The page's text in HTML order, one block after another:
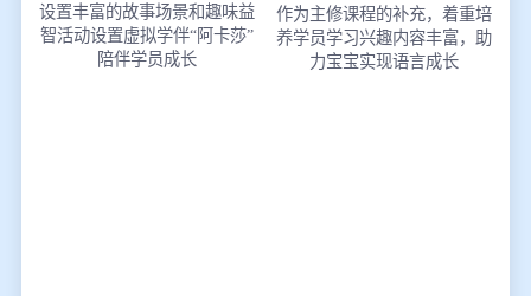
设置丰富的故事场景和趣味益
智活动设置虚拟学伴“阿卡莎”
陪伴学员成长
作为主修课程的补充，着重培
养学员学习兴趣内容丰富，助
力宝宝实现语言成长